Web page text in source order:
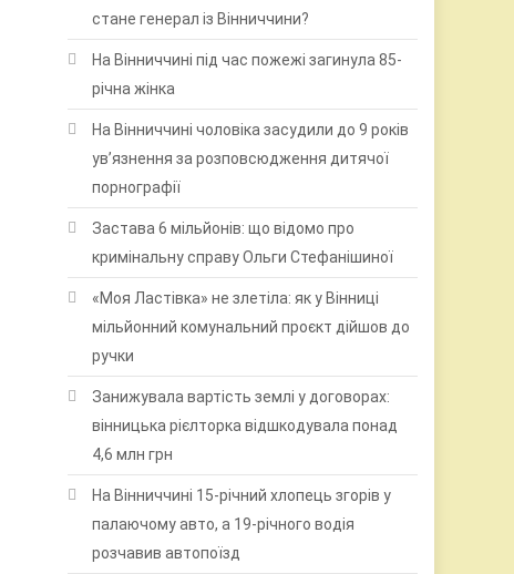
стане генерал із Вінниччини?
На Вінниччині під час пожежі загинула 85-
річна жінка
На Вінниччині чоловіка засудили до 9 років
ув’язнення за розповсюдження дитячої
порнографії
Застава 6 мільйонів: що відомо про
кримінальну справу Ольги Стефанішиної
«Моя Ластівка» не злетіла: як у Вінниці
мільйонний комунальний проєкт дійшов до
ручки
Занижувала вартість землі у договорах:
вінницька рієлторка відшкодувала понад
4,6 млн грн
На Вінниччині 15-річний хлопець згорів у
палаючому авто, а 19-річного водія
розчавив автопоїзд